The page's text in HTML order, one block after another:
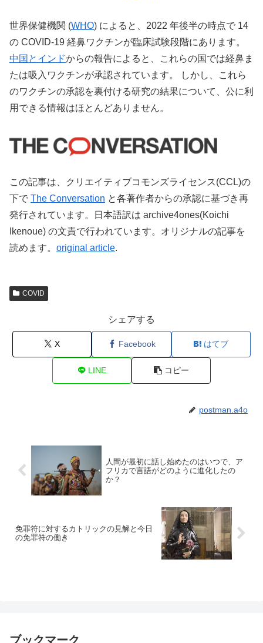
世界保健機関 (WHO) によると、2022 年後半の時点で 14
の COVID-19 経鼻ワクチンが臨床試験段階にあります。
中国とインドからの報告によると、これらの国では経鼻ま
たは吸入ワクチンが承認されています。 しかし、これら
のワクチンの承認を裏付ける研究の結果について、公に利
用できる情報はほとんどありません。
この記事は、クリエイティブコモンズライセンス(CCL)の
下で The Conversation と各著作者からの承認に基づき再
発行されています。日本語訳は archive4ones(Koichi
Ikenoue) の文責で行われています。オリジナルの記事を
読めます。 original article.
COVID
シェアする
X Facebook はてブ
LINE コピー
postman.a4o
人間が最初に話し始めたのはいつで、ア
フリカで言語がどのように進化したの
か？
免罪符に対するカトリックの見解と今日
の免罪符の働き
ブックマーク